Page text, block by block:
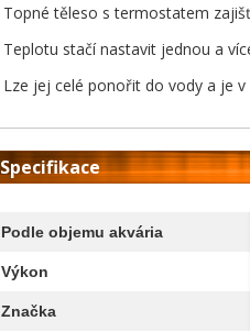
Topné těleso s termostatem
Teplotu stačí nastavit jednou a
Lze jej celé ponořit do vody a je v
Specifikace
Podle objemu akvária
Výkon
Značka